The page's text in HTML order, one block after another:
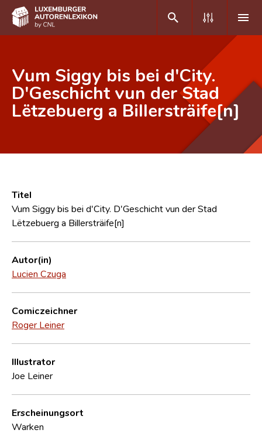
DE FR
Home
Erweiterte Suche
CNL
Forschungsgruppe
Vum Siggy bis bei d'City.
D'Geschicht vun der Stad
Lëtzebuerg a Billersträife[n]
Titel
Vum Siggy bis bei d'City. D'Geschicht vun der Stad
Lëtzebuerg a Billersträife[n]
Autor(in)
Lucien Czuga
Comiczeichner
Roger Leiner
Illustrator
Joe Leiner
Erscheinungsort
Warken